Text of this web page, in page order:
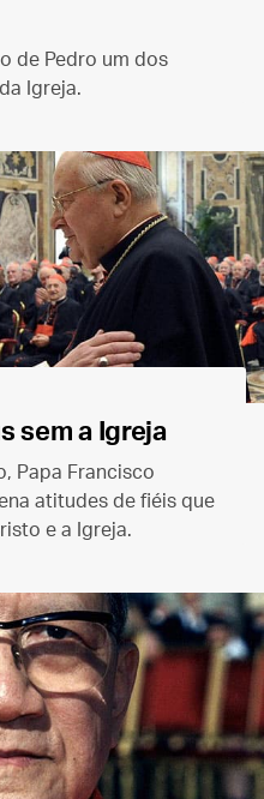
de Pedro um dos
Igreja.
sem a Igreja
Papa Francisco
atitudes de fiéis que
e a Igreja.